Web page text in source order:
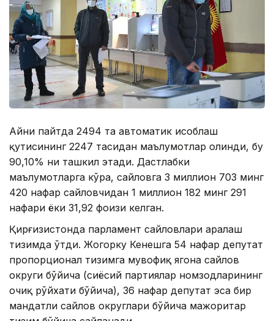
Aйни пайтда 2494 та автоматик ҳисоблаш
қутисининг 2247 тасидан маълумотлар олинди, бу
90,10% ни ташкил этади. Дастлабки
маълумотларга кўра, сайловга 3 миллион 703 минг
420 нафар сайловчидан 1 миллион 182 минг 291
нафари ёки 31,92 фоизи келган.
Қирғизистонда парламент сайловлари аралаш
тизимда ўтди. Жогорку Кенешга 54 нафар депутат
пропорционал тизимга мувофиқ ягона сайлов
округи бўйича (сиёсий партиялар номзодларининг
очиқ рўйхати бўйича), 36 нафар депутат эса бир
мандатли сайлов округлари бўйича мажоритар